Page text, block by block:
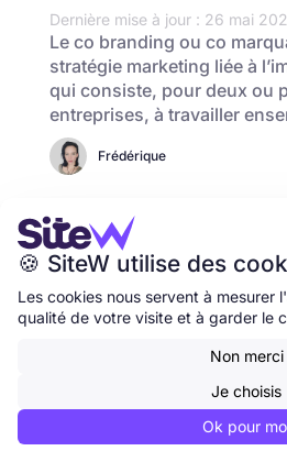
Dernière mise à jour : 26 mai
Le co branding ou co
stratégie marketing liée à
qui consiste, pour deux ou
entreprises, à travailler
Frédérique
1 2 3 4 5
🍪 SiteW utilise des
Les cookies nous servent à mesurer
qualité de votre visite et à garder le
Non merci
Je choisis
Ok pour